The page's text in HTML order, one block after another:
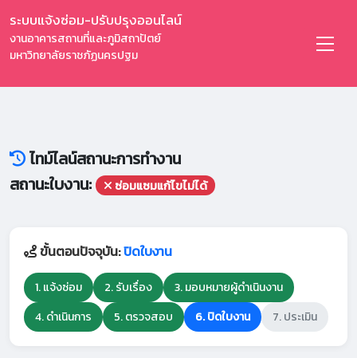
ระบบแจ้งซ่อม-ปรับปรุงออนไลน์
งานอาคารสถานที่และภูมิสถาปัตย์
มหาวิทยาลัยราชภัฏนครปฐม
ไทม์ไลน์สถานะการทำงาน
สถานะใบงาน:
ซ่อมแซมแก้ไขไม่ได้
ขั้นตอนปัจจุบัน:ปิดใบงาน
1. แจ้งซ่อม 2. รับเรื่อง
3. มอบหมายผู้ดำเนินงาน
4. ดำเนินการ
5. ตรวจสอบ 6. ปิดใบงาน 7. ประเมิน